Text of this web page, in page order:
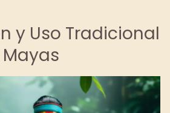
y Uso Tradicional